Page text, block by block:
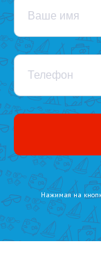
Ваше имя
Телефон
Нажимая на